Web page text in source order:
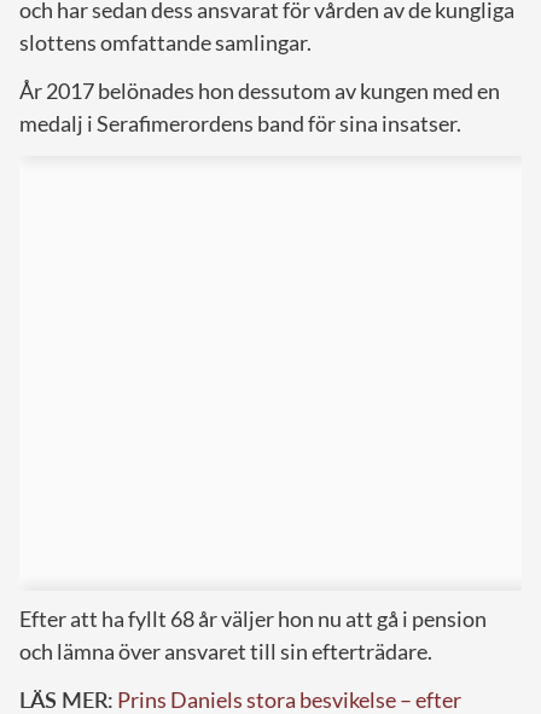
och har sedan dess ansvarat för vården av de kungliga
slottens omfattande samlingar.
År 2017 belönades hon dessutom av kungen med en
medalj i Serafimerordens band för sina insatser.
Efter att ha fyllt 68 år väljer hon nu att gå i pension
och lämna över ansvaret till sin efterträdare.
LÄS MER: Prins Daniels stora besvikelse – efter